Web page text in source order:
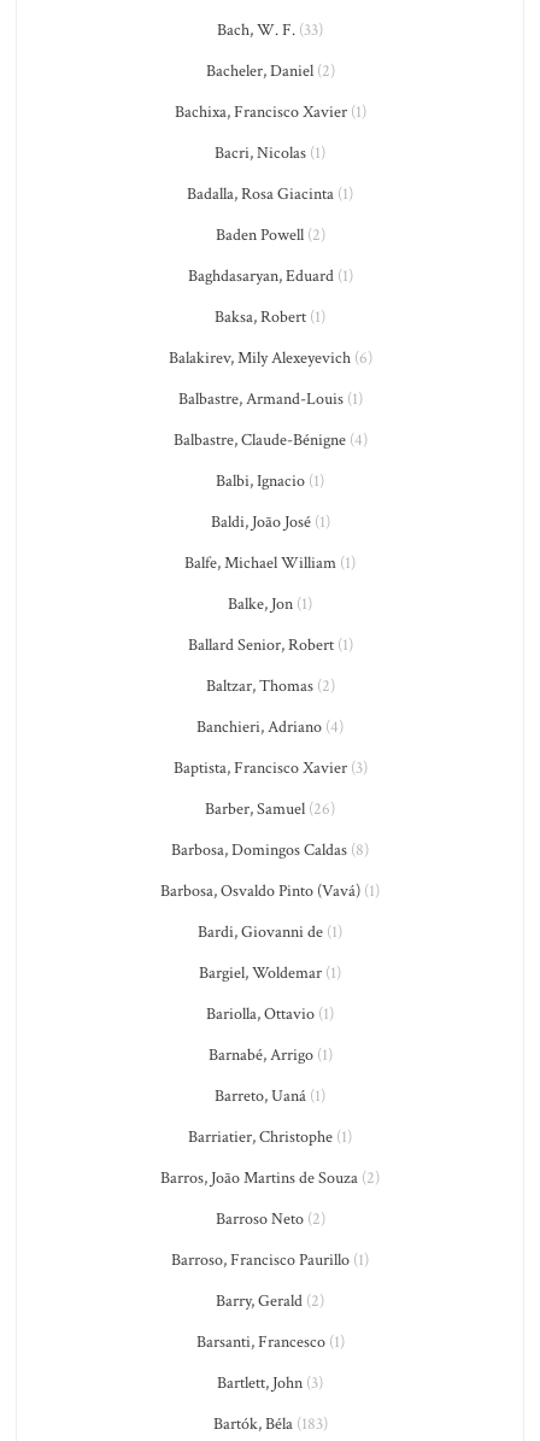
Bach, W. F. (33)
Bacheler, Daniel(2)
Bachixa, Francisco Xavier(1)
Bacri, Nicolas (1)
Badalla, Rosa Giacinta (1)
Baden Powell(2)
Baghdasaryan, Eduard(1)
Baksa, Robert (1)
Balakirev, Mily Alexeyevich(6)
Balbastre, Armand-Louis(1)
Balbastre, Claude-Bénigne(4)
Balbi, Ignacio (1)
Baldi, João José(1)
Balfe, Michael William (1)
Balke, Jon (1)
Ballard Senior, Robert(1)
Baltzar, Thomas(2)
Banchieri, Adriano (4)
Baptista, Francisco Xavier(3)
Barber, Samuel (26)
Barbosa, Domingos Caldas (8)
Barbosa, Osvaldo Pinto (Vavá) (1)
Bardi, Giovanni de (1)
Bargiel, Woldemar (1)
Bariolla, Ottavio (1)
Barnabé, Arrigo(1)
Barreto, Uaná (1)
Barriatier, Christophe (1)
Barros, João Martins de Souza (2)
Barroso Neto(2)
Barroso, Francisco Paurillo (1)
Barry, Gerald (2)
Barsanti, Francesco(1)
Bartlett, John (3)
Bartók, Béla(183)